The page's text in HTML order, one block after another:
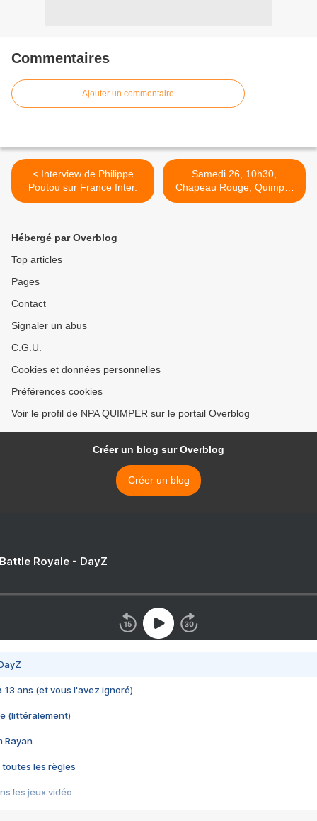
Commentaires
Ajouter un commentaire
< Interview de Philippe
Poutou sur France Inter.
Samedi 26, 10h30,
Chapeau Rouge, Quimper
>
Hébergé par Overblog
Top articles
Pages
Contact
Signaler un abus
C.G.U.
Cookies et données personnelles
Préférences cookies
Voir le profil de NPA QUIMPER sur le portail Overblog
Créer un blog sur Overblog
Créer un blog
Royale - DayZ
13 ans (et vous l'avez ignoré)
(littéralement)
Rayan
toutes les règles
les jeux vidéo